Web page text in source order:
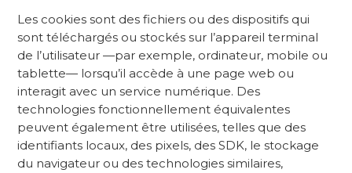
Les cookies sont des fichiers ou des dispositifs qui
sont téléchargés ou stockés sur l’appareil terminal
de l’utilisateur —par exemple, ordinateur, mobile ou
tablette— lorsqu’il accède à une page web ou
interagit avec un service numérique. Des
technologies fonctionnellement équivalentes
peuvent également être utilisées, telles que des
identifiants locaux, des pixels, des SDK, le stockage
du navigateur ou des technologies similaires,